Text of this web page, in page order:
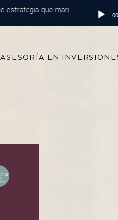
que marca la diferencia
ASESORÍA EN